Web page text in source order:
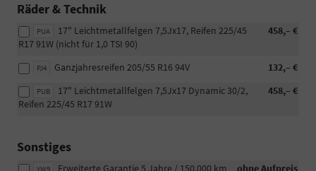
Räder & Technik
PUA 458,– €
17" Leichtmetallfelgen 7,5Jx17, Reifen 225/45
R17 91W (nicht für 1,0 TSI 90)
PJ4 132,– €
Ganzjahresreifen 205/55 R16 94V
PUB 458,– €
17" Leichtmetallfelgen 7,5Jx17 Dynamic 30/2,
Reifen 225/45 R17 91W
Sonstiges
ohne Aufpreis
Erweiterte Garantie 5 Jahre / 150.000 km